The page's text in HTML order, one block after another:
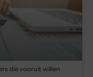
die vooruit willen